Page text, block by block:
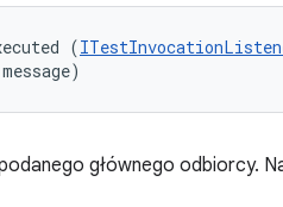
(
głównego odbiorcy.